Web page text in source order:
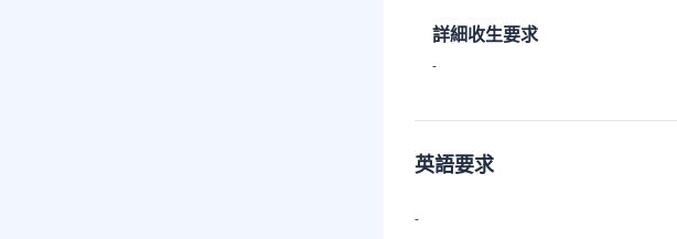
詳細收生要求
-
英語要求
-